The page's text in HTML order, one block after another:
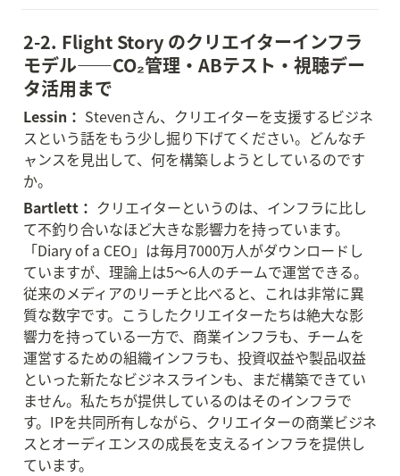
2-2. Flight Story のクリエイターインフラ
モデル——CO₂管理・ABテスト・視聴デー
タ活用まで
Lessin： Stevenさん、クリエイターを支援するビジネ
スという話をもう少し掘り下げてください。どんなチ
ャンスを見出して、何を構築しようとしているのです
か。
Bartlett： クリエイターというのは、インフラに比し
て不釣り合いなほど大きな影響力を持っています。
「Diary of a CEO」は毎月7000万人がダウンロードし
ていますが、理論上は5〜6人のチームで運営できる。
従来のメディアのリーチと比べると、これは非常に異
質な数字です。こうしたクリエイターたちは絶大な影
響力を持っている一方で、商業インフラも、チームを
運営するための組織インフラも、投資収益や製品収益
といった新たなビジネスラインも、まだ構築できてい
ません。私たちが提供しているのはそのインフラで
す。IPを共同所有しながら、クリエイターの商業ビジネ
スとオーディエンスの成長を支えるインフラを提供し
ています。